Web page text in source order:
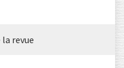
revue